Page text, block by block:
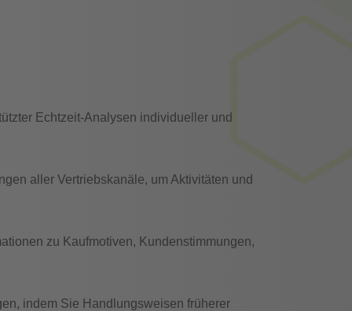
Echtzeit-Analysen individueller und
aller Vertriebskanäle, um Aktivitäten und
zu Kaufmotiven, Kundenstimmungen,
indem Sie Handlungsweisen früherer